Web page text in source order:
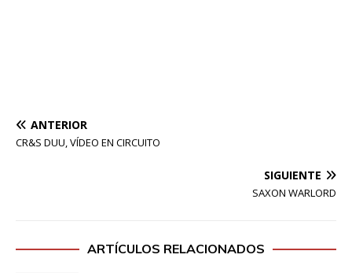
ANTERIOR
CR&S DUU, VÍDEO EN CIRCUITO
SIGUIENTE
SAXON WARLORD
ARTÍCULOS RELACIONADOS